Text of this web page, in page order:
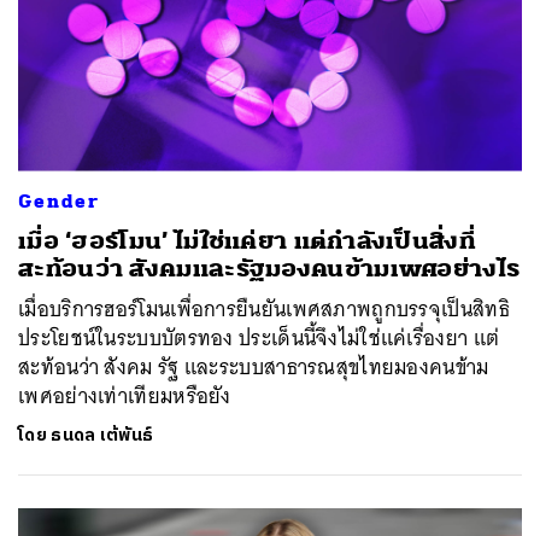
Gender
เมื่อ ‘ฮอร์โมน’ ไม่ใช่แค่ยา แต่กำลังเป็นสิ่งที่
สะท้อนว่า สังคมและรัฐมองคนข้ามเพศอย่างไร
เมื่อบริการฮอร์โมนเพื่อการยืนยันเพศสภาพถูกบรรจุเป็นสิทธิ
ประโยชน์ในระบบบัตรทอง ประเด็นนี้จึงไม่ใช่แค่เรื่องยา แต่
สะท้อนว่า สังคม รัฐ และระบบสาธารณสุขไทยมองคนข้าม
เพศอย่างเท่าเทียมหรือยัง
โดย ธนดล เต้พันธ์